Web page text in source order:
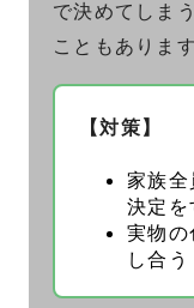
で決めてしま
こともあります
【対策】
家族全
決定を
実物の
し合う